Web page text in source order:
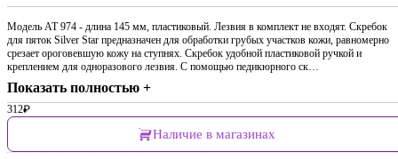
Модель АТ 974 - длина 145 мм, пластиковый. Лезвия в комплект не входят. Скребок
для пяток Silver Star предназначен для обработки грубых участков кожи, равномерно
срезает ороговевшую кожу на ступнях. Скребок удобной пластиковой ручкой и
креплением для одноразового лезвия. С помощью педикюрного ск…
Показать полностью +
312₽
Наличие в магазинах